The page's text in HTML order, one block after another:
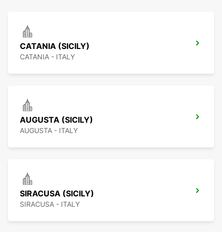
CATANIA (SICILY)
CATANIA - ITALY
AUGUSTA (SICILY)
AUGUSTA - ITALY
SIRACUSA (SICILY)
SIRACUSA - ITALY